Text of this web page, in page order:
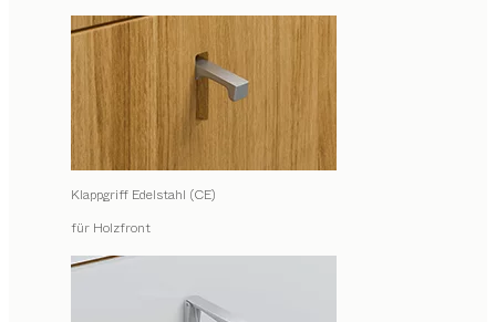
Klappgriff Edelstahl (CE)
für Holzfront